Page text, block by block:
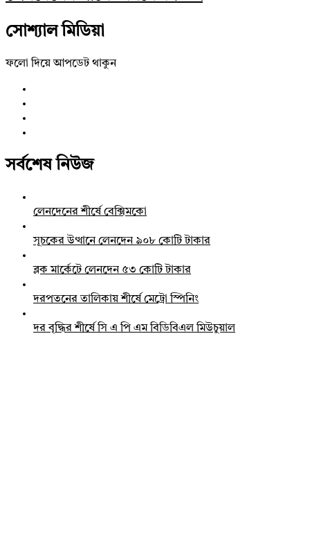
সোশ্যাল মিডিয়া
ফলো দিয়ে আপডেট থাকুন
সর্বশেষ নিউজ
লেনদেনের শীর্ষে বেক্সিমকো
সূচকের উত্থানে লেনদেন ৯০৮ কোটি টাকার
ব্লক মার্কেটে লেনদেন ৫৩ কোটি টাকার
দরপতনের তালিকায় শীর্ষে মেট্রো স্পিনিং
দর বৃদ্ধির শীর্ষে সি এ পি এম বিডিবিএল মিউচুয়াল